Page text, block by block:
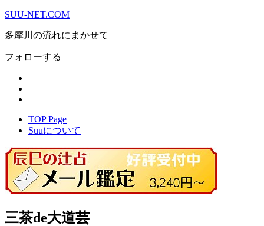
SUU-NET.COM
多摩川の流れにまかせて
フォローする
TOP Page
Suuについて
三茶de大道芸